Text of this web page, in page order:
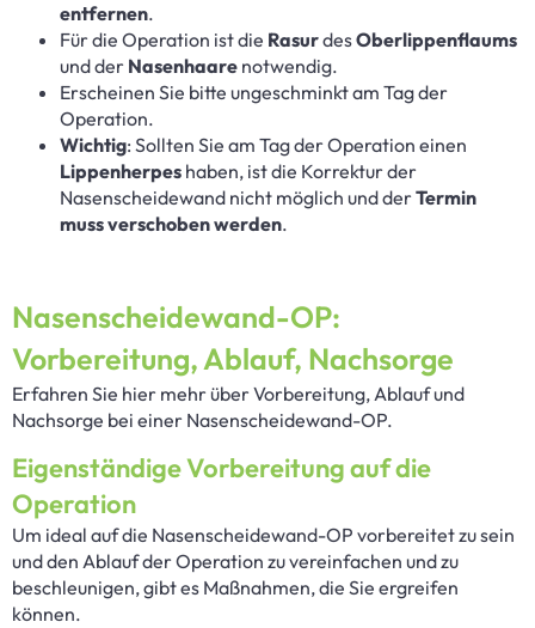
entfernen.
Für die Operation ist die RasurdesOberlippenflaums
und der Nasenhaare notwendig.
Erscheinen Sie bitte ungeschminkt am Tag der
Operation.
Wichtig: Sollten Sie am Tag der Operation einen
Lippenherpes haben, ist die Korrektur der
Nasenscheidewand nicht möglich und derTermin
muss verschoben werden.
Nasenscheidewand-OP:
Vorbereitung, Ablauf, Nachsorge
Erfahren Sie hier mehr über Vorbereitung, Ablauf und
Nachsorge bei einer Nasenscheidewand-OP.
Eigenständige Vorbereitung auf die
Operation
Um ideal auf die Nasenscheidewand-OP vorbereitet zu sein
und den Ablauf der Operation zu vereinfachen und zu
beschleunigen, gibt es Maßnahmen, die Sie ergreifen
können.